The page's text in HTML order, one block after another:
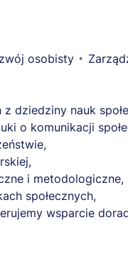
osobisty
dziedziny nauk
o komunikacji
i metodologiczne,
społecznych,
wsparcie